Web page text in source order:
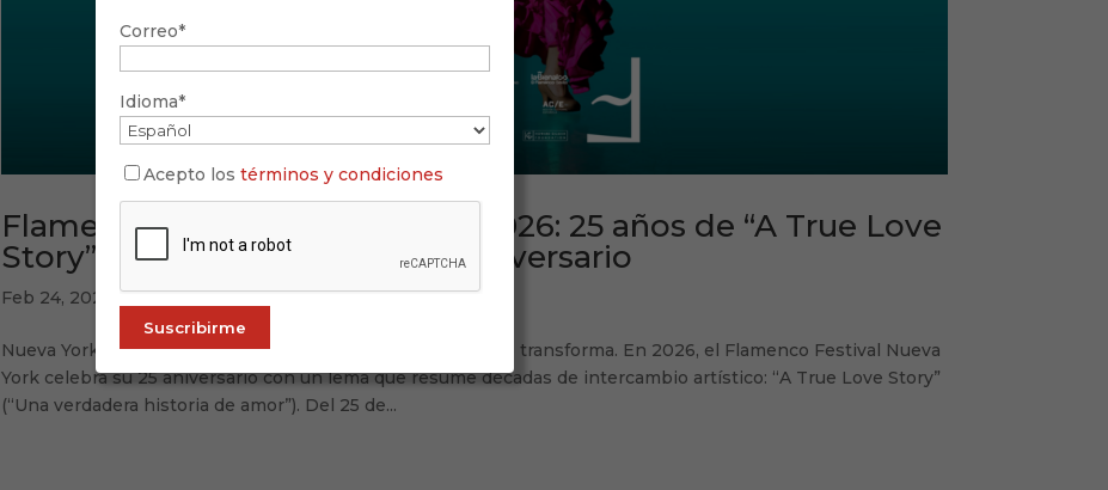
Flamenco Festival Nueva York 2026: 25 años de “A True Love
Story”, programa y claves del aniversario
Feb 24, 2026
Nueva York no “recibe” flamenco: lo conversa, lo provoca, lo transforma. En 2026, el Flamenco Festival Nueva
York celebra su 25 aniversario con un lema que resume décadas de intercambio artístico: “A True Love Story”
(“Una verdadera historia de amor”). Del 25 de...
Correo*
Idioma*
Acepto los términos y condiciones